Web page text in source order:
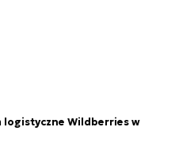
logistyczne Wildberries w